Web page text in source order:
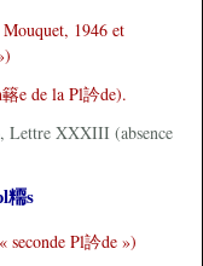
1946 et
e de la Pl訡de).
Lettre XXXIII (absence
糥s
Pl訡de »)